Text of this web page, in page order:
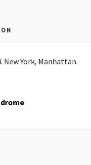
New York, Manhattan.